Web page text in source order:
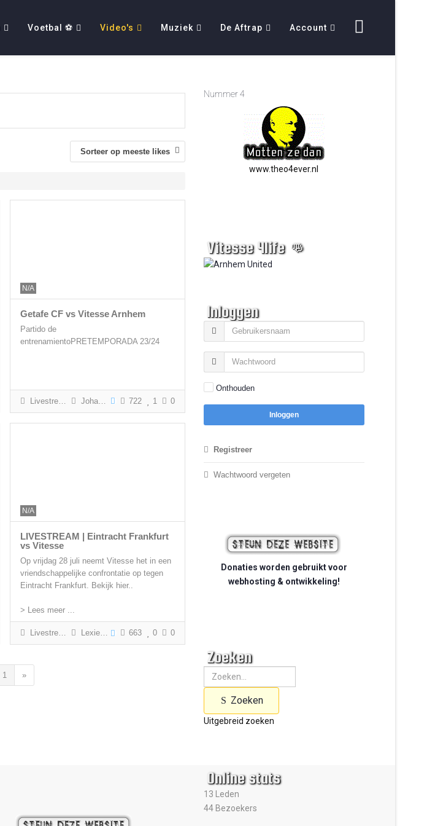
Voetbal ⚽ Video's Muziek De Aftrap Account
Sorteer op meeste likes
N/A
Getafe CF vs Vitesse Arnhem
Partido de
entrenamientoPRETEMPORADA 23/24
Livestream / Intergraal Johan Bakels 722 1 0
N/A
LIVESTREAM | Eintracht Frankfurt
vs Vitesse
Op vrijdag 28 juli neemt Vitesse het in een
vriendschappelijke confrontatie op tegen
Eintracht Frankfurt. Bekijk hier..
> Lees meer ...
Livestream / Intergraal Lexie 026 663 0 0
1 »
Nummer 4
www.theo4ever.nl
Vitesse 4life 👊
Inloggen
Onthouden
Inloggen
Registreer
Wachtwoord vergeten
Donaties worden gebruikt voor
webhosting & ontwikkeling!
Zoeken
Zoeken
Uitgebreid zoeken
Online stats
13 Leden
44 Bezoekers